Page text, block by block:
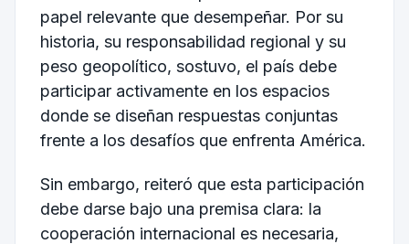
papel relevante que desempeñar. Por su
historia, su responsabilidad regional y su
peso geopolítico, sostuvo, el país debe
participar activamente en los espacios
donde se diseñan respuestas conjuntas
frente a los desafíos que enfrenta América.
Sin embargo, reiteró que esta participación
debe darse bajo una premisa clara: la
cooperación internacional es necesaria,